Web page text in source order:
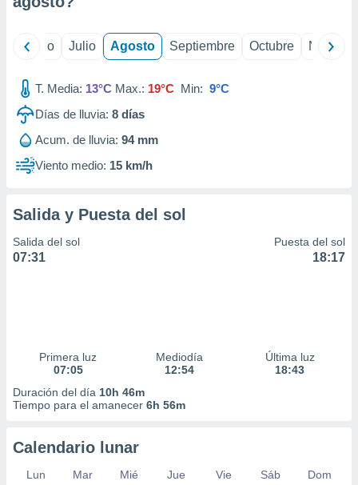
mediante
publicidad
publicidad
1199
Junio Julio Agosto Septiembre Octubre
T. Media: 13°C Max.: 19°C Min: 9°C
Días de lluvia: 8 días
Acum. de lluvia: 94 mm
Viento medio: 15 km/h
Salida y Puesta del sol
Salida del sol
07:31
Puesta del sol
18:17
Primera luz
07:05
Mediodía
12:54
Última luz
18:43
Duración del día 10h 46m
Tiempo para el amanecer 6h 56m
Calendario lunar
Lun Mar Mié Jue Vie Sáb
Dom